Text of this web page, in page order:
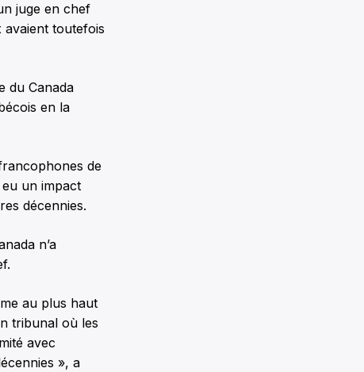
juge en chef
avaient toutefois
du Canada
en la
de
un impact
décennies.
n’a
au plus haut
tribunal où les
avec
», a